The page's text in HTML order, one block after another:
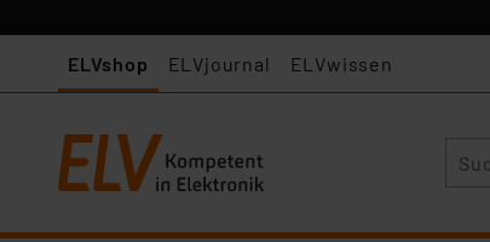
ELVshop ELVjournal ELVwissen